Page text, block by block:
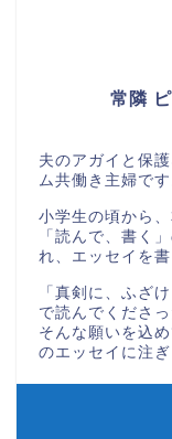
常隣
夫のアガイと保
ム共働き主婦です
小学生の頃から
「読んで、書く
れ、エッセイを
「真剣に、ふざ
で読んでくださ
そんな願いを込
のエッセイに注ぎ